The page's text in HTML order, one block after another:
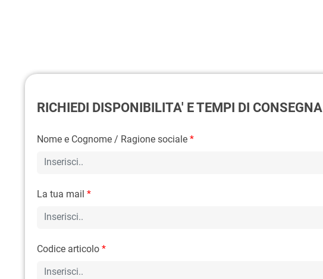
RICHIEDI DISPONIBILITA' E TEMPI DI CONSEGNA
Nome e Cognome / Ragione sociale *
La tua mail *
Codice articolo *